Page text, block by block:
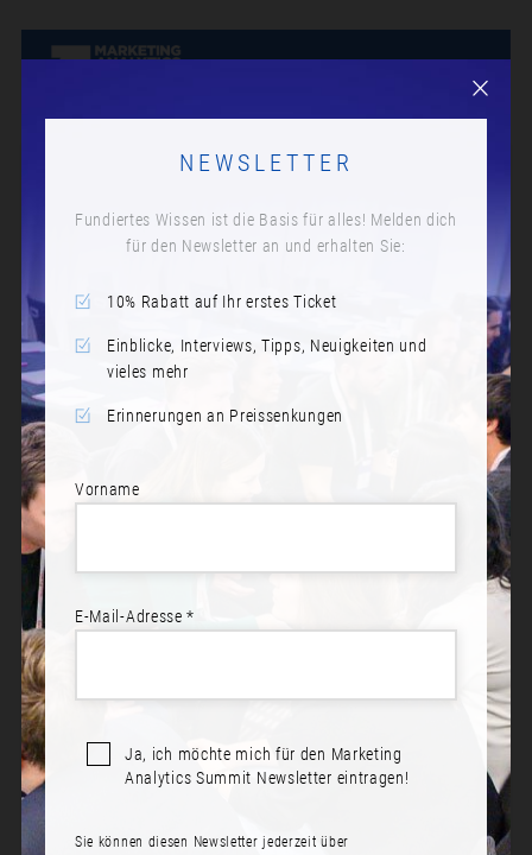
Sprecher*innen:
Yael Farkas
Dr. Maren von Selasinsky
ROUNDTABLE DISCUSSION
NEWSLETTER
Fundiertes Wissen ist die Basis für alles! Melden dich
für den Newsletter an und erhalten Sie:
10% Rabatt auf Ihr erstes Ticket
Einblicke, Interviews, Tipps, Neuigkeiten und
vieles mehr
Erinnerungen an Preissenkungen
Vorname
E-Mail-Adresse *
Ja, ich möchte mich für den Marketing
Analytics Summit Newsletter eintragen!
Sie können diesen Newsletter jederzeit über